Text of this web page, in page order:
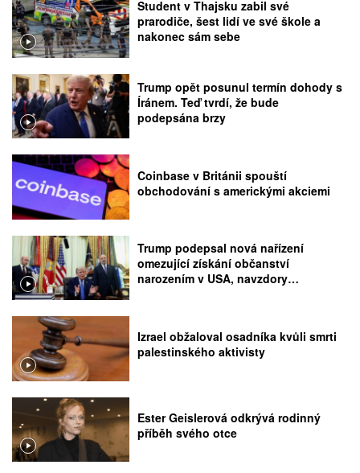
Student v Thajsku zabil své
prarodiče, šest lidí ve své škole a
nakonec sám sebe
Trump opět posunul termín dohody s
Íránem. Teď tvrdí, že bude
podepsána brzy
Coinbase v Británii spouští
obchodování s americkými akciemi
Trump podepsal nová nařízení
omezující získání občanství
narozením v USA, navzdory
Izrael obžaloval osadníka kvůli smrti
palestinského aktivisty
Ester Geislerová odkrývá rodinný
příběh svého otce